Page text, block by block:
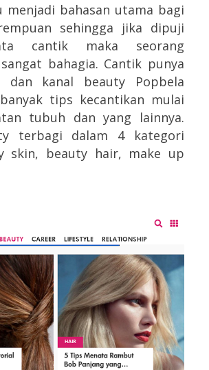
menjadi bahasan utama bagi
sehingga jika dipuji
cantik maka seorang
bahagia. Cantik punya
dan kanal beauty Popbela
tips kecantikan mulai
tubuh dan yang lainnya.
terbagi dalam 4 kategori
skin, beauty hair, make up